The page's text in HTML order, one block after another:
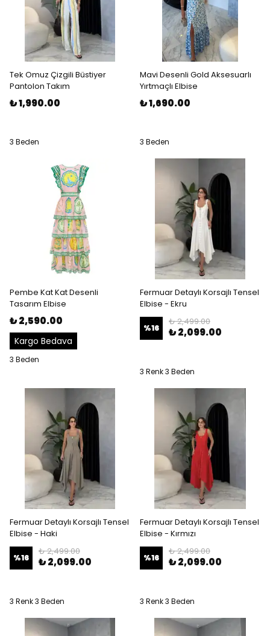
Tek Omuz Çizgili Büstiyer
Pantolon Takım
₺ 1,990.00
3 Beden
Mavi Desenli Gold Aksesuarlı
Yırtmaçlı Elbise
₺ 1,690.00
3 Beden
Pembe Kat Kat Desenli
Tasarım Elbise
₺ 2,590.00
Kargo Bedava
3 Beden
Fermuar Detaylı Korsajlı Tensel
Elbise - Ekru
%16
₺ 2,499.00
₺ 2,099.00
3 Renk 3 Beden
Fermuar Detaylı Korsajlı Tensel
Elbise - Haki
%16
₺ 2,499.00
₺ 2,099.00
3 Renk 3 Beden
Fermuar Detaylı Korsajlı Tensel
Elbise - Kırmızı
%16
₺ 2,499.00
₺ 2,099.00
3 Renk 3 Beden